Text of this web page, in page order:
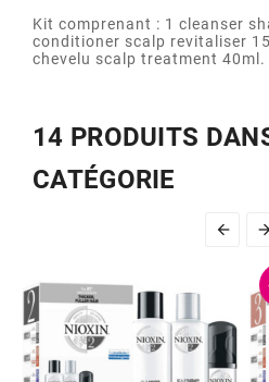
Kit comprenant : 1 cleanser
conditioner scalp revitaliser
chevelu scalp treatment 40ml.
14 PRODUITS
CATÉGORIE
 